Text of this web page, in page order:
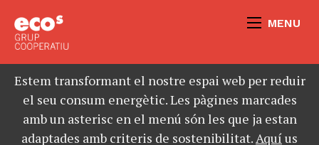
MENU
Estem transformant el nostre espai web per reduir
el seu consum energètic. Les pàgines marcades
amb un asterisc en el menú són les que ja estan
adaptades amb criteris de sostenibilitat.Aquíus